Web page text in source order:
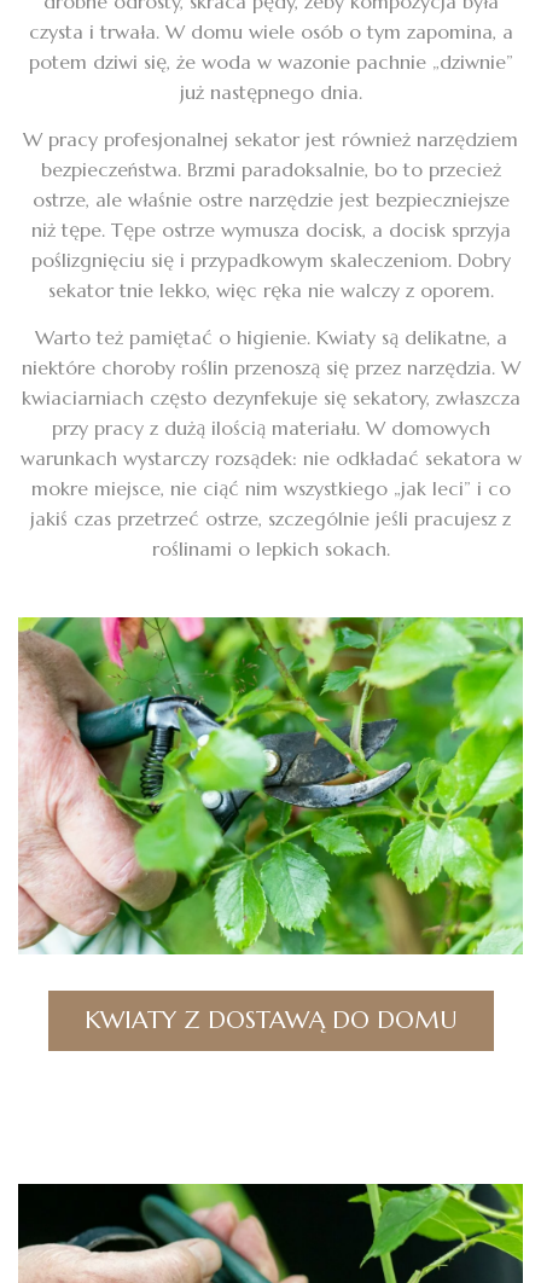
czysta i trwała. W domu wiele osób o tym zapomina, a
potem dziwi się, że woda w wazonie pachnie „dziwnie”
już następnego dnia.
W pracy profesjonalnej sekator jest również narzędziem
bezpieczeństwa. Brzmi paradoksalnie, bo to przecież
ostrze, ale właśnie ostre narzędzie jest bezpieczniejsze
niż tępe. Tępe ostrze wymusza docisk, a docisk sprzyja
poślizgnięciu się i przypadkowym skaleczeniom. Dobry
sekator tnie lekko, więc ręka nie walczy z oporem.
Warto też pamiętać o higienie. Kwiaty są delikatne, a
niektóre choroby roślin przenoszą się przez narzędzia. W
kwiaciarniach często dezynfekuje się sekatory, zwłaszcza
przy pracy z dużą ilością materiału. W domowych
warunkach wystarczy rozsądek: nie odkładać sekatora w
mokre miejsce, nie ciąć nim wszystkiego „jak leci” i co
jakiś czas przetrzeć ostrze, szczególnie jeśli pracujesz z
roślinami o lepkich sokach.
KWIATY Z DOSTAWĄ DO DOMU